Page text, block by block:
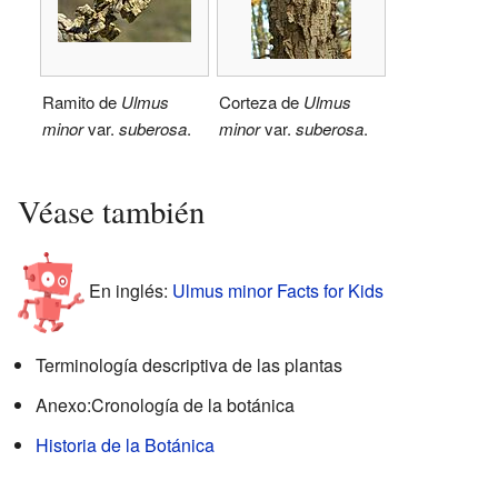
Ramito de Ulmus
minorvar. suberosa.
Corteza de Ulmus
minorvar. suberosa.
Véase también
En inglés: Ulmus minor Facts for Kids
Terminología descriptiva de las plantas
Anexo:Cronología de la botánica
Historia de la Botánica